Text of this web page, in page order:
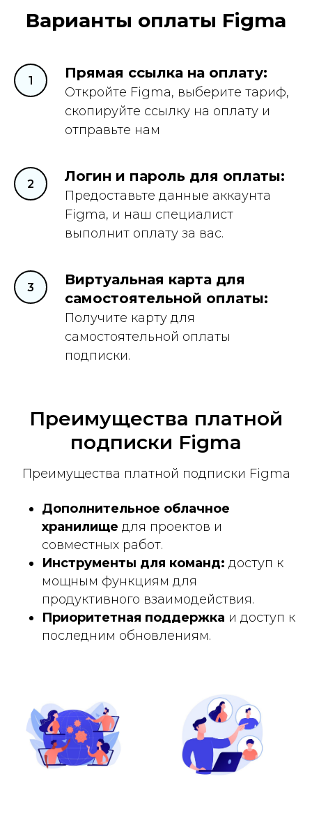
Варианты оплаты Figma
Прямая ссылка на оплату:
Откройте Figma, выберите тариф,
скопируйте ссылку на оплату и
отправьте нам
Логин и пароль для оплаты:
Предоставьте данные аккаунта
Figma, и наш специалист
выполнит оплату за вас.
Виртуальная карта для
самостоятельной оплаты:
Получите карту для
самостоятельной оплаты
подписки.
Преимущества платной
подписки Figma
Преимущества платной подписки Figma
Дополнительное облачное
хранилище для проектов и
совместных работ.
Инструменты для команд: доступ к
мощным функциям для
продуктивного взаимодействия.
Приоритетная поддержка и доступ к
последним обновлениям.